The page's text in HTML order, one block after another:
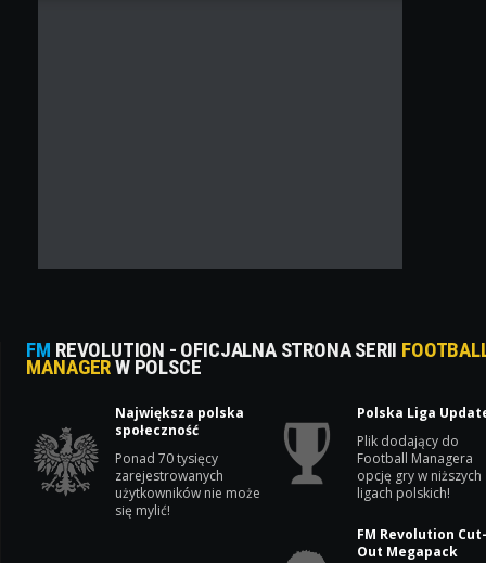
FM REVOLUTION - OFICJALNA STRONA SERII
MANAGERW POLSCE
Największa polska
społeczność
Ponad 70 tysięcy
zarejestrowanych
użytkowników nie może
się mylić!
Polska Liga
Plik dodający do
Football Managera
opcję gry w niższych
ligach polskich!
FM Revolution
Out Megapack